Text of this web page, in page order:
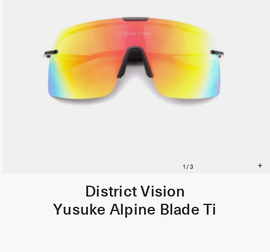
District Vision
Yusuke Alpine Blade Ti